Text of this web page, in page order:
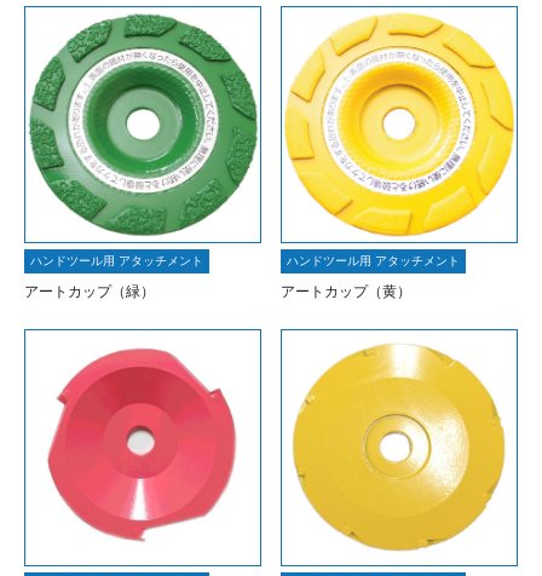
ハンドツール用 アタッチメント
アートカップ（緑）
ハンドツール用 アタッチメント
アートカップ（黄）